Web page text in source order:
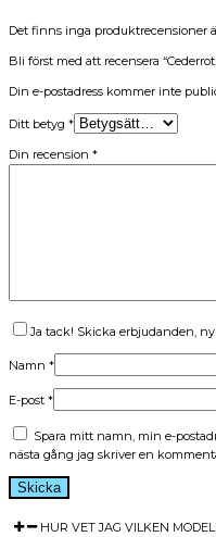
Det finns inga produktrecensioner
Bli först med att recensera
Din e-postadress kommer inte
Ditt betyg *
Din recension *
Ja tack! Skicka erbjudanden,
Namn *
E-post *
Spara mitt namn, min e-
nästa gång jag skriver en
HUR VET JAG VILKEN